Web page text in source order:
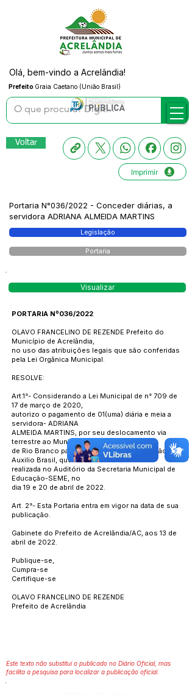
Prefeito Graia Caetano (União Brasil)
Olá, bem-vindo a Acrelândia!
Voltar
Imprimir
Portaria N°036/2022 - Conceder diárias, a
servidora ADRIANA ALMEIDA MARTINS
Legislação
Portaria
Visualizar
PORTARIA Nº036/2022
OLAVO FRANCELINO DE REZENDE Prefeito do
Município de Acrelândia,
no uso das atribuições legais que são conferidas
pela Lei Orgânica Municipal.
RESOLVE:
Art.1°- Considerando a Lei Municipal de n° 709 de
17 de março de 2020,
autorizo o pagamento de 01(uma) diária e meia a
servidora- ADRIANA
ALMEIDA MARTINS, por seu deslocamento via
terrestre ao Município
de Rio Branco para participar de uma formação
Auxilio Brasil, que será
realizada no Auditório da Secretaria Municipal de
Educação-SEME, no
dia 19 e 20 de abril de 2022.
Art. 2°- Esta Portaria entra em vigor na data de sua
publicação.
Gabinete do Prefeito de Acrelândia/AC, aos 13 de
abril de 2022.
Publique-se,
Cumpra-se
Certifique-se
OLAVO FRANCELINO DE REZENDE
Prefeito de Acrelândia
Este texto não substitui o publicado no Diário Oficial, mas
facilita a pesquisa para localizar a publicação oficial.